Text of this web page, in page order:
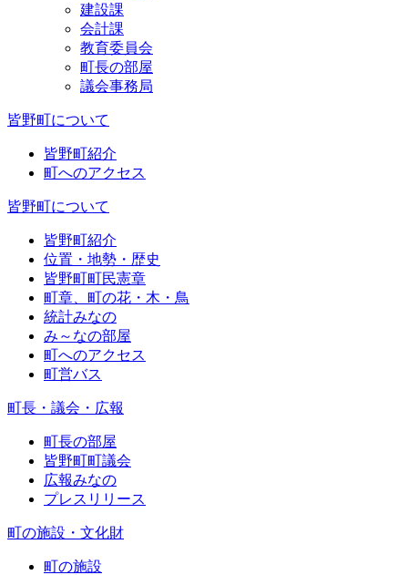
建設課
会計課
教育委員会
町長の部屋
議会事務局
皆野町について
皆野町紹介
町へのアクセス
皆野町について
皆野町紹介
位置・地勢・歴史
皆野町町民憲章
町章、町の花・木・鳥
統計みなの
み～なの部屋
町へのアクセス
町営バス
町長・議会・広報
町長の部屋
皆野町町議会
広報みなの
プレスリリース
町の施設・文化財
町の施設